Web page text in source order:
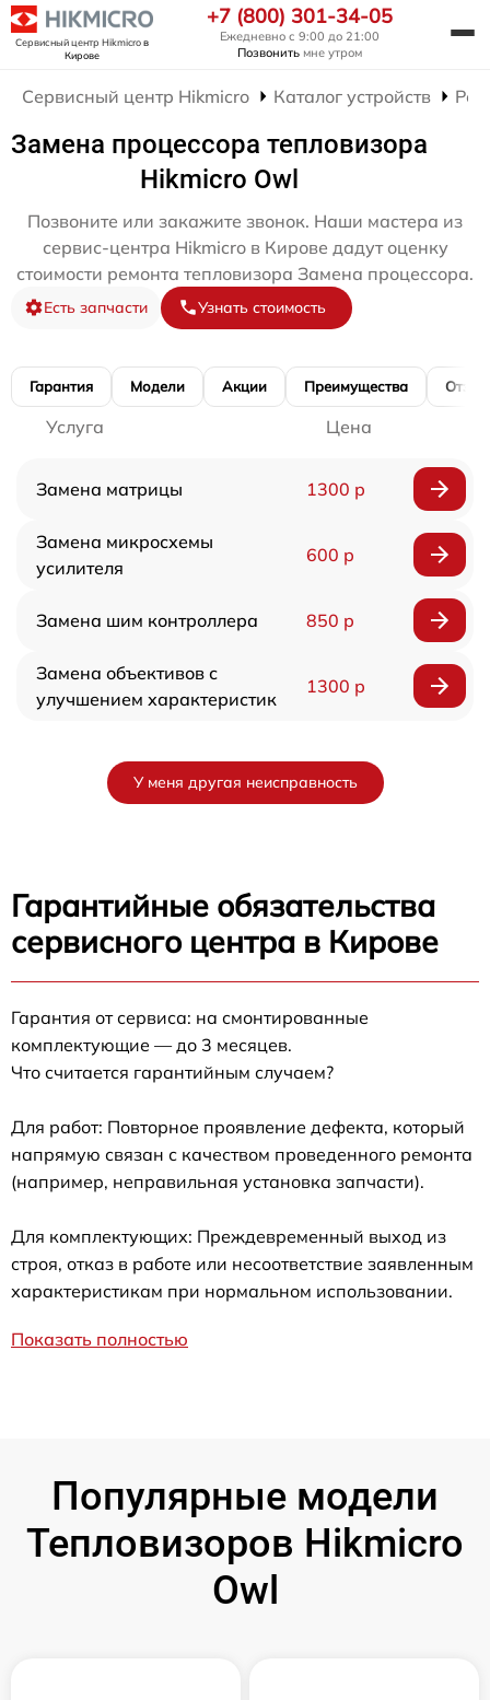
Сервисный центр Hikmicroв
Кирове
+7 (800) 301-34-05
Ежедневно с 9:00 до 21:00
Позвонить мне утром
Сервисный центр Hikmicro Каталог устройств
Замена процессора тепловизора
Hikmicro Owl
Позвоните или закажите звонок. Наши мастера из
сервис-центра Hikmicro в Кирове дадут оценку
стоимости ремонта тепловизора Замена процессора.
Есть запчасти Узнать стоимость
Гарантия Модели Акции Преимущества
Услуга Цена
Замена матрицы 1300 р
Замена микросхемы
усилителя
600 р
Замена шим контроллера 850 р
Замена объективов с
улучшением характеристик
1300 р
У меня другая неисправность
Гарантийные обязательства
сервисного центра в Кирове
Гарантия от сервиса: на смонтированные
комплектующие — до 3 месяцев.
Что считается гарантийным случаем?
Для работ: Повторное проявление дефекта, который
напрямую связан с качеством проведенного ремонта
(например, неправильная установка запчасти).
Для комплектующих: Преждевременный выход из
строя, отказ в работе или несоответствие заявленным
характеристикам при нормальном использовании.
Показать полностью
Популярные модели
Тепловизоров Hikmicro
Owl